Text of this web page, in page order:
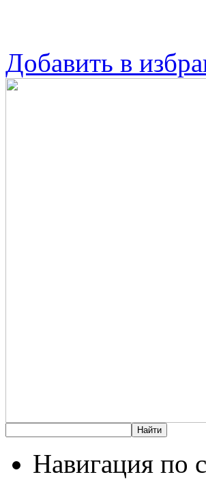
Добавить в
Навигация по